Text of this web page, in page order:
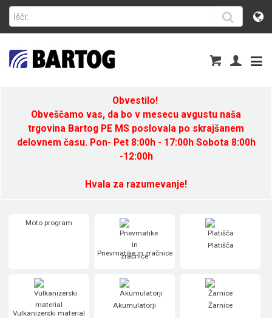
Obvestilo!
Obveščamo vas, da bo v mesecu avgustu naša
trgovina Bartog PE MS poslovala po skrajšanem
delovnem času. Pon- Pet 8:00h - 17:00h Sobota 8:00h
-12:00h
Hvala za razumevanje!
Moto program
Pnevmatike in zračnice
Platišča
Vulkanizerski material
Akumulatorji Žarnice